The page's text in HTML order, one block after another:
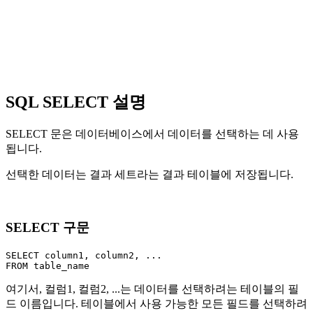
SQL SELECT 설명
SELECT 문은 데이터베이스에서 데이터를 선택하는 데 사용
됩니다.
선택한 데이터는 결과 세트라는 결과 테이블에 저장됩니다.
SELECT 구문
SELECT column1, column2, ...
여기서, 컬럼1, 컬럼2, ...는 데이터를 선택하려는 테이블의 필
드 이름입니다. 테이블에서 사용 가능한 모든 필드를 선택하려